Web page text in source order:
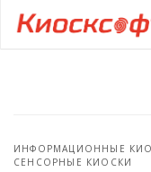
ИНФОРМАЦИОННЫЕ
СЕНСОРНЫЕ КИОСКИ